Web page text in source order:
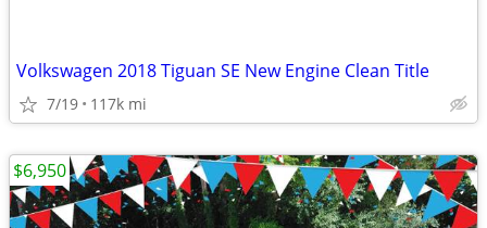
Volkswagen 2018 Tiguan SE New Engine Clean Title
7/19 117k mi
$6,950